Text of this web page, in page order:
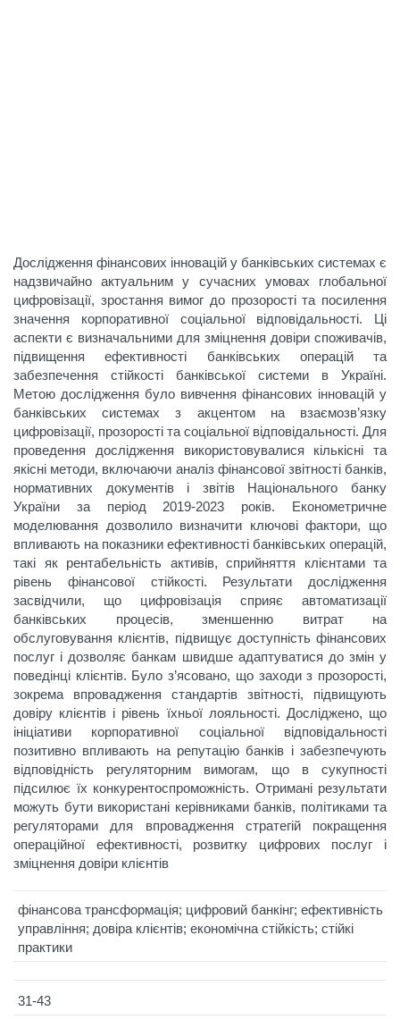
Дослідження фінансових інновацій у банківських системах є
надзвичайно актуальним у сучасних умовах глобальної
цифровізації, зростання вимог до прозорості та посилення
значення корпоративної соціальної відповідальності. Ці
аспекти є визначальними для зміцнення довіри споживачів,
підвищення ефективності банківських операцій та
забезпечення стійкості банківської системи в Україні.
Метою дослідження було вивчення фінансових інновацій у
банківських системах з акцентом на взаємозв’язку
цифровізації, прозорості та соціальної відповідальності. Для
проведення дослідження використовувалися кількісні та
якісні методи, включаючи аналіз фінансової звітності банків,
нормативних документів і звітів Національного банку
України за період 2019-2023 років. Економетричне
моделювання дозволило визначити ключові фактори, що
впливають на показники ефективності банківських операцій,
такі як рентабельність активів, сприйняття клієнтами та
рівень фінансової стійкості. Результати дослідження
засвідчили, що цифровізація сприяє автоматизації
банківських процесів, зменшенню витрат на
обслуговування клієнтів, підвищує доступність фінансових
послуг і дозволяє банкам швидше адаптуватися до змін у
поведінці клієнтів. Було з’ясовано, що заходи з прозорості,
зокрема впровадження стандартів звітності, підвищують
довіру клієнтів і рівень їхньої лояльності. Досліджено, що
ініціативи корпоративної соціальної відповідальності
позитивно впливають на репутацію банків і забезпечують
відповідність регуляторним вимогам, що в сукупності
підсилює їх конкурентоспроможність. Отримані результати
можуть бути використані керівниками банків, політиками та
регуляторами для впровадження стратегій покращення
операційної ефективності, розвитку цифрових послуг і
зміцнення довіри клієнтів
фінансова трансформація; цифровий банкінг; ефективність
управління; довіра клієнтів; економічна стійкість; стійкі
практики
31-43